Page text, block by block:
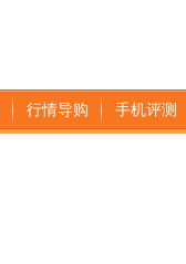
行情导购 手机评测